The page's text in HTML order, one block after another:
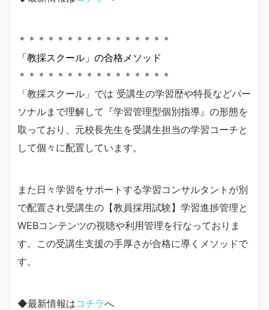
＊＊＊＊＊＊＊＊＊＊＊＊＊＊＊＊
「教採スクール」の合格メソッド
＊＊＊＊＊＊＊＊＊＊＊＊＊＊＊＊
「教採スクール」では 受講生の学習歴や特長などパー
ソナルまで理解して『学習管理型個別指導』の形態を
取っており、元校長先生を受講生担当の学習コーチと
して個々に配置しています。
また日々学習をサポートする学習コンサルタントが別
で配置され受講生の【教員採用試験】学習進捗管理と
WEBコンテンツの視聴や利用管理を行なっておりま
す。この受講生支援の手厚さが合格に導くメソッドで
す。
◆最新情報はコチラへ